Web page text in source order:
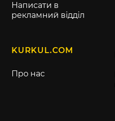
Написати в
рекламний відділ
KURKUL.COM
Про нас